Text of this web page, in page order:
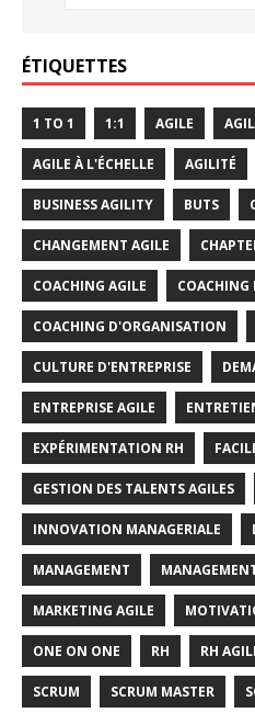
ÉTIQUETTES
1 TO 1 1:1 AGILE
AGILE À L'ÉCHELLE AGILITÉ
BUSINESS AGILITY BUTS
CHANGEMENT AGILE
COACHING AGILE COACHING
COACHING D'ORGANISATION
CULTURE D'ENTREPRISE
ENTREPRISE AGILE
EXPÉRIMENTATION RH
GESTION DES TALENTS AGILES
INNOVATION MANAGERIALE
MANAGEMENT
MARKETING AGILE
ONE ON ONE RH RH
SCRUM SCRUM MASTER